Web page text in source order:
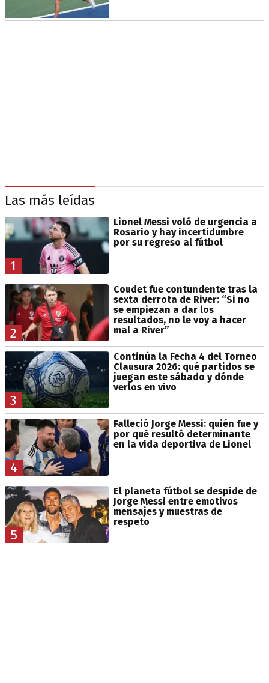
Las más leídas
1
Lionel Messi voló de urgencia a
Rosario y hay incertidumbre
por su regreso al fútbol
2
Coudet fue contundente tras la
sexta derrota de River: “Si no
se empiezan a dar los
resultados, no le voy a hacer
mal a River”
3
Continúa la Fecha 4 del Torneo
Clausura 2026: qué partidos se
juegan este sábado y dónde
verlos en vivo
4
Falleció Jorge Messi: quién fue y
por qué resultó determinante
en la vida deportiva de Lionel
5
El planeta fútbol se despide de
Jorge Messi entre emotivos
mensajes y muestras de
respeto